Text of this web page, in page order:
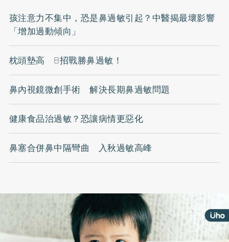
孩注意力不集中，恐是鼻過敏引起？中醫揭最壞影響
「增加過動傾向」
枕頭墊高 8招戰勝鼻過敏！
鼻內視鏡微創手術 解決長期鼻過敏問題
健康食品治過敏？恐讓病情更惡化
鼻塞合併鼻中隔彎曲 入秋過敏高峰